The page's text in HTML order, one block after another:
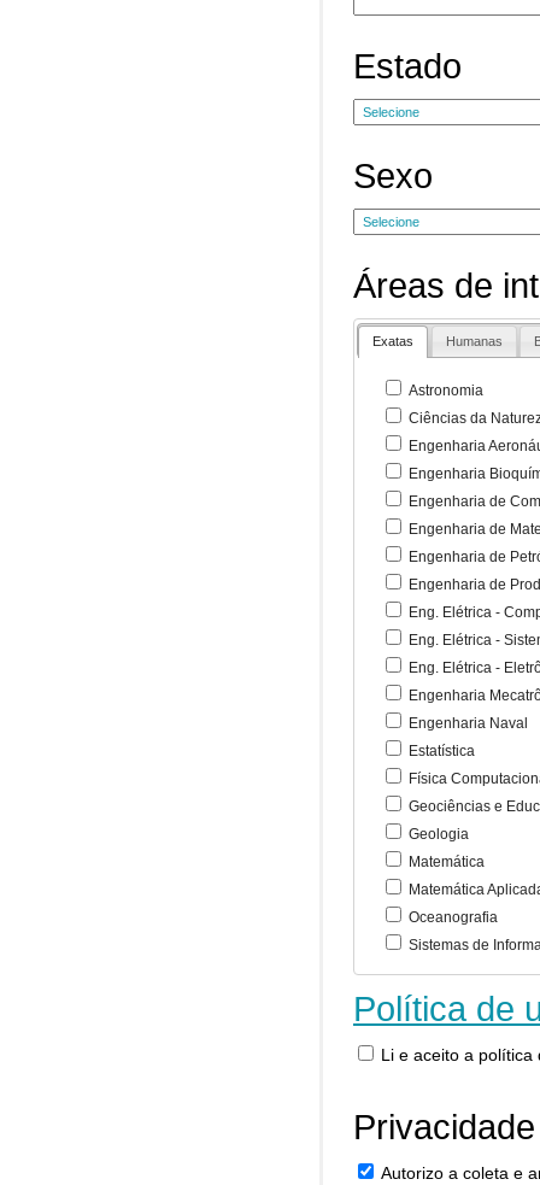
Estado
Sexo
Áreas de
Exatas Humanas
Astronomia
Ciências da
Engenharia
Engenharia
Engenharia de
Engenharia de
Engenharia de
Engenharia de
Eng. Elétrica -
Eng. Elétrica -
Eng. Elétrica -
Engenharia
Engenharia Naval
Estatística
Física
Geociências e
Geologia
Matemática
Matemática
Oceanografia
Sistemas de
Política de
Li e aceito a política
Autorizo a coleta e